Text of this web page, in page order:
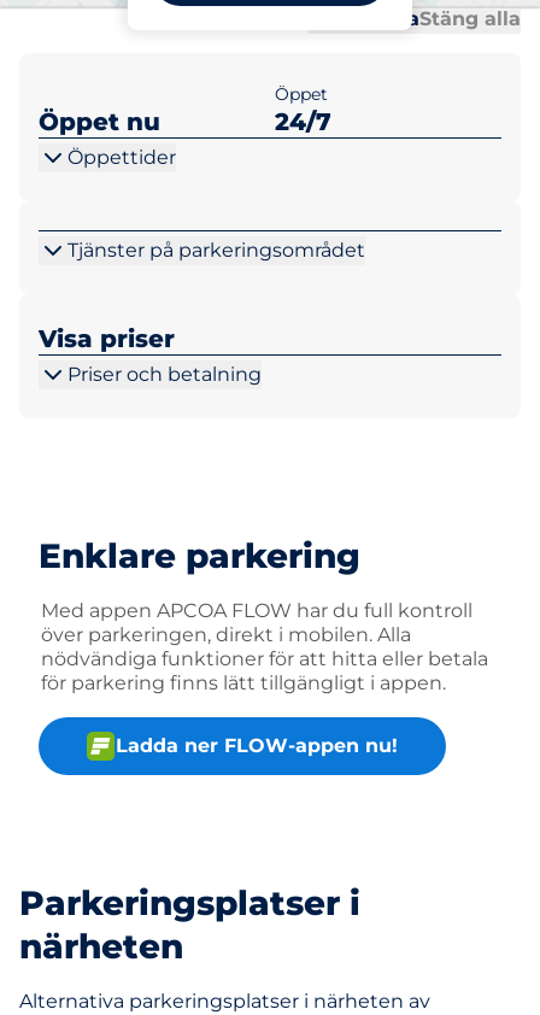
Öppna allaStäng alla
Öppet nu
Öppet
24/7
Öppettider
Tjänster på parkeringsområdet
Visa priser
Priser och betalning
Enklare parkering
Med appen APCOA FLOW har du full kontroll
över parkeringen, direkt i mobilen. Alla
nödvändiga funktioner för att hitta eller betala
för parkering finns lätt tillgängligt i appen.
Ladda ner FLOW-appen nu!
Parkeringsplatser i
närheten
Alternativa parkeringsplatser i närheten av